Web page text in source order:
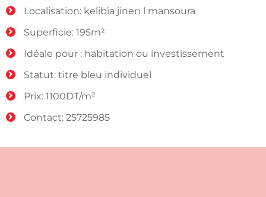
Localisation: kelibia jinen l mansoura
Superficie: 195m²
Idéale pour : habitation ou investissement
Statut: titre bleu individuel
Prix: 1100DT/m²
Contact: 25725985